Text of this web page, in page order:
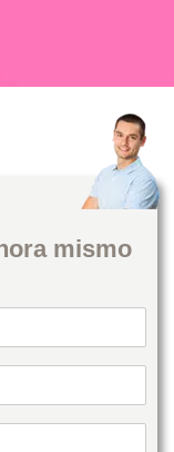
mismo